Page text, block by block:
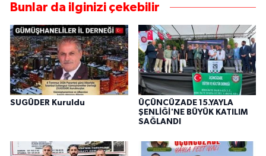
Bunlar da ilginizi çekebilir
SUGÜDER Kuruldu
ÜÇÜNCÜZADE 15.YAYLA
ŞENLİĞİ'NE BÜYÜK KATILIM
SAĞLANDI